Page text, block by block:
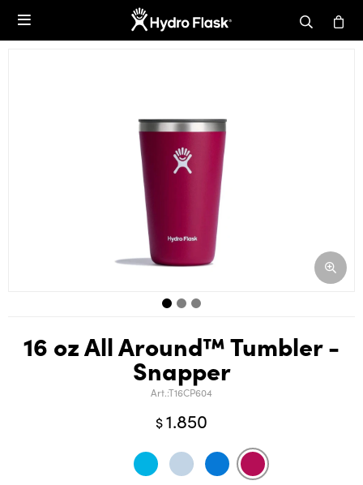

16 oz All Around™ Tumbler -
Snapper
T16CP604
$1.850